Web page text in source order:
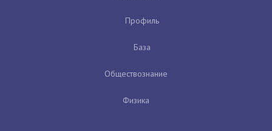
Профиль
База
Обществознание
Физика